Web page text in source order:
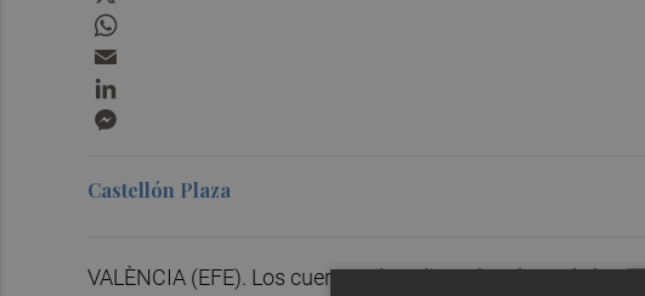
Castellón Plaza
VALÈNCIA (EFE). Los cuerpos de policías locales y de la